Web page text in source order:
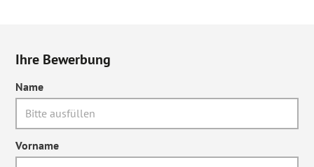
Ihre Bewerbung
Name
Vorname